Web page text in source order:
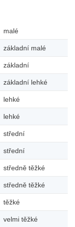
malé
základní malé
základní
základní lehké
lehké
lehké
střední
střední
středně těžké
středně těžké
těžké
velmi těžké